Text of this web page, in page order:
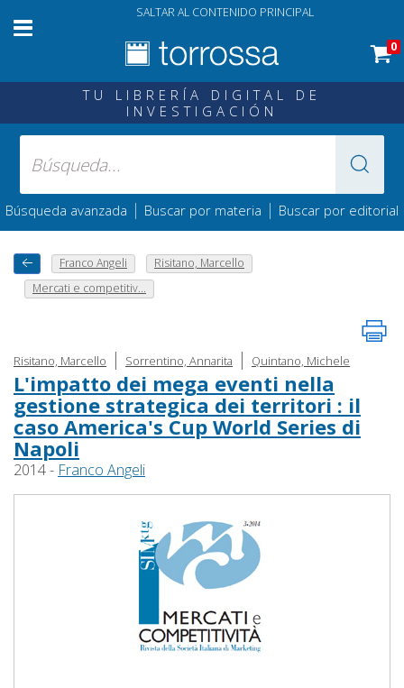
SALTAR AL CONTENIDO PRINCIPAL
0
TU LIBRERÍA DIGITAL DE
INVESTIGACIÓN
Búsqueda avanzada | Buscar por materia | Buscar por editorial
Franco Angeli
Risitano, Marcello
Mercati e competitiv...
Risitano, Marcello | Sorrentino, Annarita | Quintano, Michele
L'impatto dei mega eventi nella
gestione strategica dei territori : il
caso America's Cup World Series di
Napoli
2014 - Franco Angeli